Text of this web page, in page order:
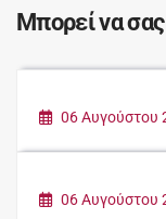
Μπορεί να σας
06 Αυγούστου
ΤΟΥΣ
06 Αυγούστου